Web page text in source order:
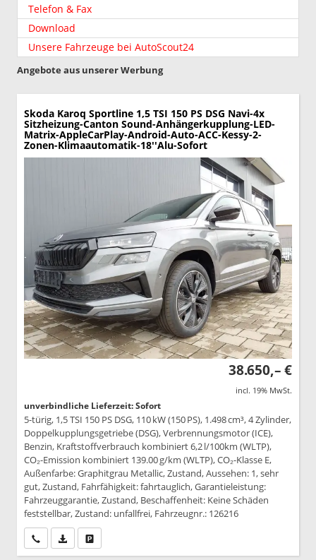
Telefon & Fax
Download
Unsere Fahrzeuge bei AutoScout24
Angebote aus unserer Werbung
Skoda Karoq Sportline 1,5 TSI 150 PS DSG Navi-4x
Sitzheizung-Canton Sound-Anhängerkupplung-LED-
Matrix-AppleCarPlay-Android-Auto-ACC-Kessy-2-
Zonen-Klimaautomatik-18''Alu-Sofort
38.650,– €
incl. 19% MwSt.
unverbindliche Lieferzeit: Sofort
5-türig, 1,5 TSI 150 PS DSG, 110 kW (150 PS), 1.498 cm³, 4 Zylinder,
Doppelkupplungsgetriebe (DSG), Verbrennungsmotor (ICE),
Benzin, Kraftstoffverbrauch kombiniert 6,2 l/100km (WLTP),
CO₂-Emission kombiniert 139.00 g/km (WLTP), CO₂-Klasse E,
Außenfarbe: Graphitgrau Metallic, Zustand, Aussehen: 1, sehr
gut, Zustand, Fahrfähigkeit: fahrtauglich, Garantieleistung:
Fahrzeuggarantie, Zustand, Beschaffenheit: Keine Schäden
feststellbar, Zustand: unfallfrei, Fahrzeugnr.: 126216
Wir rufen Sie anPDF-Datei, Fahrzeugexposé drucken